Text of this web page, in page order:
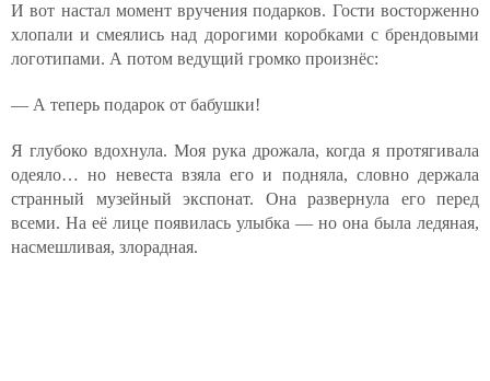
И вот настал момент вручения подарков. Гости восторженно
хлопали и смеялись над дорогими коробками с брендовыми
логотипами. А потом ведущий громко произнёс:
— А теперь подарок от бабушки!
Я глубоко вдохнула. Моя рука дрожала, когда я протягивала
одеяло… но невеста взяла его и подняла, словно держала
странный музейный экспонат. Она развернула его перед
всеми. На её лице появилась улыбка — но она была ледяная,
насмешливая, злорадная.